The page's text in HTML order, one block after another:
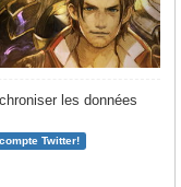
les données
Twitter!